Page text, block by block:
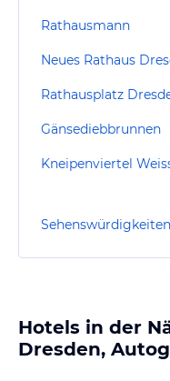
Rathausmann
Neues Rathaus
Rathausplatz
Gänsediebbrunnen
Kneipenviertel
Hotels in der
Dresden,